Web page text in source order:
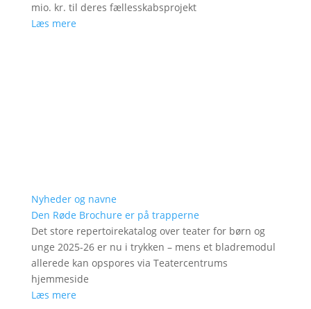
mio. kr. til deres fællesskabsprojekt
Læs mere
Nyheder og navne
Den Røde Brochure er på trapperne
Det store repertoirekatalog over teater for børn og
unge 2025-26 er nu i trykken – mens et bladremodul
allerede kan opspores via Teatercentrums
hjemmeside
Læs mere